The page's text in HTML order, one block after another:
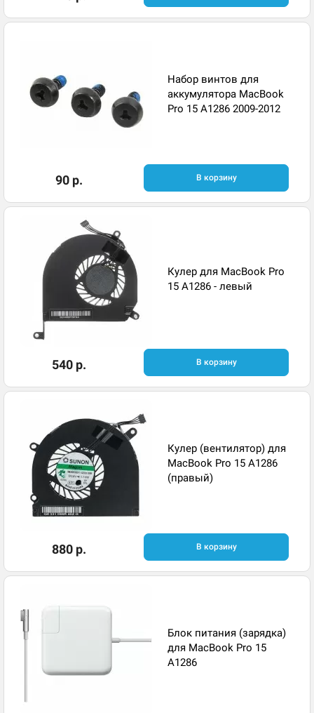
Набор винтов для
аккумулятора MacBook
Pro 15 A1286 2009-2012
90 р. В корзину
Кулер для MacBook Pro
15 A1286 - левый
540 р. В корзину
Кулер (вентилятор) для
MacBook Pro 15 A1286
(правый)
880 р. В корзину
Блок питания (зарядка)
для MacBook Pro 15
A1286